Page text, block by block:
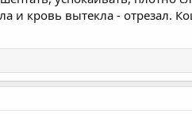
и кровь вытекла -